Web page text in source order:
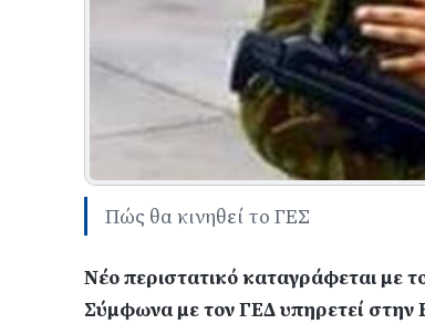
Πώς θα κινηθεί το ΓΕΣ
Νέο περιστατικό καταγράφεται με
Σύμφωνα με τον ΓΕΔ υπηρετεί